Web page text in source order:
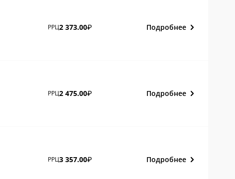
РРЦ2 373.00₽ Подробнее
РРЦ2 475.00₽ Подробнее
РРЦ3 357.00₽ Подробнее